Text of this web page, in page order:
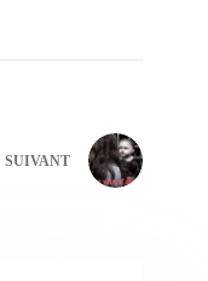
SUIVANT